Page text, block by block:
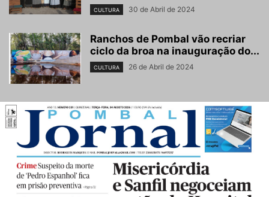
CULTURA 30 de Abril de 2024
Ranchos de Pombal vão recriar
ciclo da broa na inauguração do...
CULTURA 26 de Abril de 2024